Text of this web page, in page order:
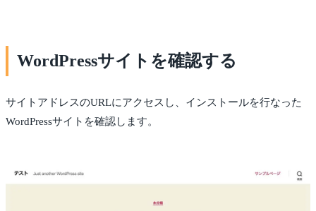
WordPressサイトを確認する
サイトアドレスのURLにアクセスし、インストールを行なった
WordPressサイトを確認します。